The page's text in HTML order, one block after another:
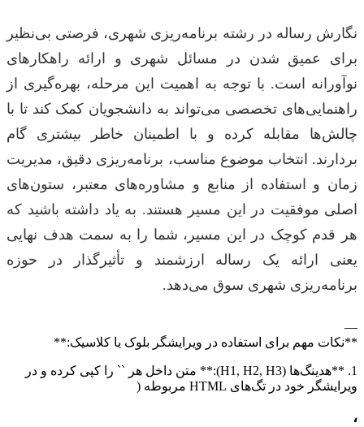
نگارش رساله در رشته برنامه‌ریزی شهری، فرصتی بی‌نظیر
برای عمیق شدن در مسائل شهری و ارائه راهکارهای
نوآورانه است. با توجه به اهمیت این مرحله، بهره‌گیری از
راهنمایی‌های تخصصی می‌تواند به دانشجویان کمک کند تا با
چالش‌ها مقابله کرده و با اطمینان خاطر بیشتری گام
بردارند. انتخاب موضوع مناسب، برنامه‌ریزی دقیق، مدیریت
زمان و استفاده از منابع و مشاوره‌های معتبر، ستون‌های
اصلی موفقیت در این مسیر هستند. به یاد داشته باشید که
هر قدم کوچک در این مسیر، شما را به سمت هدف نهایی
یعنی ارائه یک رساله ارزشمند و تأثیرگذار در حوزه
برنامه‌ریزی شهری سوق می‌دهد.
—
**نکات مهم برای استفاده در ویرایشگر بلوک یا کلاسیک:**
1. **هدینگ‌ها (H1, H2, H3):** متن داخل هر `
` را کپی کرده و در
ویرایشگر خود در تگ‌های HTML مربوطه (
،